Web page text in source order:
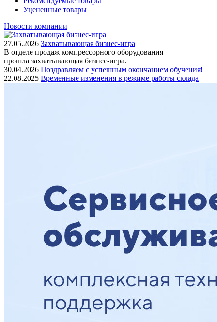
Уцененные товары
Новости компании
27.05.2026 Захватывающая бизнес-игра
В отделе продаж компрессорного оборудования
прошла захватывающая бизнес-игра.
30.04.2026 Поздравляем с успешным окончанием обучения!
22.08.2025 Временные изменения в режиме работы склада